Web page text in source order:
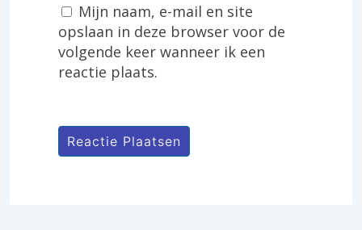
Mijn naam, e-mail en site
opslaan in deze browser voor de
volgende keer wanneer ik een
reactie plaats.